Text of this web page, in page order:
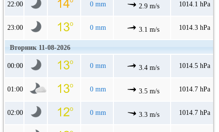
22:00 0 mm 2.9 m/s 1014.1 hPa
23:00 0 mm 3.1 m/s 1014.3 hPa
Вторник 11-08-2026
00:00 0 mm 3.4 m/s 1014.5 hPa
01:00 0 mm 3.5 m/s 1014.7 hPa
02:00 0 mm 3.3 m/s 1014.7 hPa